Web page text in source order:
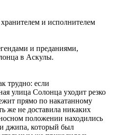
хранителем и исполнителем
и преданиями,
в Аскулы.
трудно: если
улица Солонца уходит резко
прямо по накатанному
же не доставила никаких
положении находились
джипа, который был